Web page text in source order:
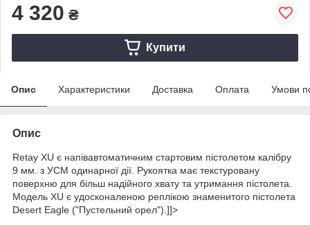
4 320 ₴
Купити
Опис Характеристики Доставка Оплата Умови
Опис
Retay XU є напівавтоматичним стартовим пістолетом калібру
9 мм. з УСМ одинарної дії. Рукоятка має текстуровану
поверхню для більш надійного хвату та утримання пістолета.
Модель XU є удосконаленою реплікою знаменитого пістолета
Desert Eagle ("Пустельний орел").]]>